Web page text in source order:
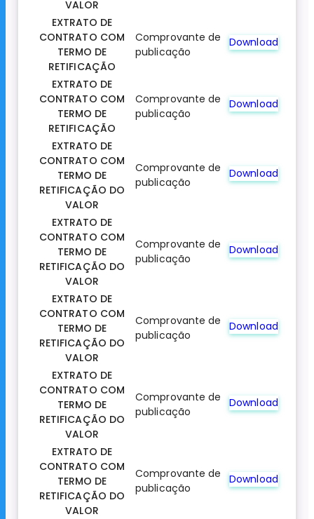
VALOR
EXTRATO DE
CONTRATO COM
TERMO DE
RETIFICAÇÃO
Comprovante de
publicação
Download
EXTRATO DE
CONTRATO COM
TERMO DE
RETIFICAÇÃO
Comprovante de
publicação
Download
EXTRATO DE
CONTRATO COM
TERMO DE
RETIFICAÇÃO DO
VALOR
Comprovante de
publicação
Download
EXTRATO DE
CONTRATO COM
TERMO DE
RETIFICAÇÃO DO
VALOR
Comprovante de
publicação
Download
EXTRATO DE
CONTRATO COM
TERMO DE
RETIFICAÇÃO DO
VALOR
Comprovante de
publicação
Download
EXTRATO DE
CONTRATO COM
TERMO DE
RETIFICAÇÃO DO
VALOR
Comprovante de
publicação
Download
EXTRATO DE
CONTRATO COM
TERMO DE
RETIFICAÇÃO DO
VALOR
Comprovante de
publicação
Download